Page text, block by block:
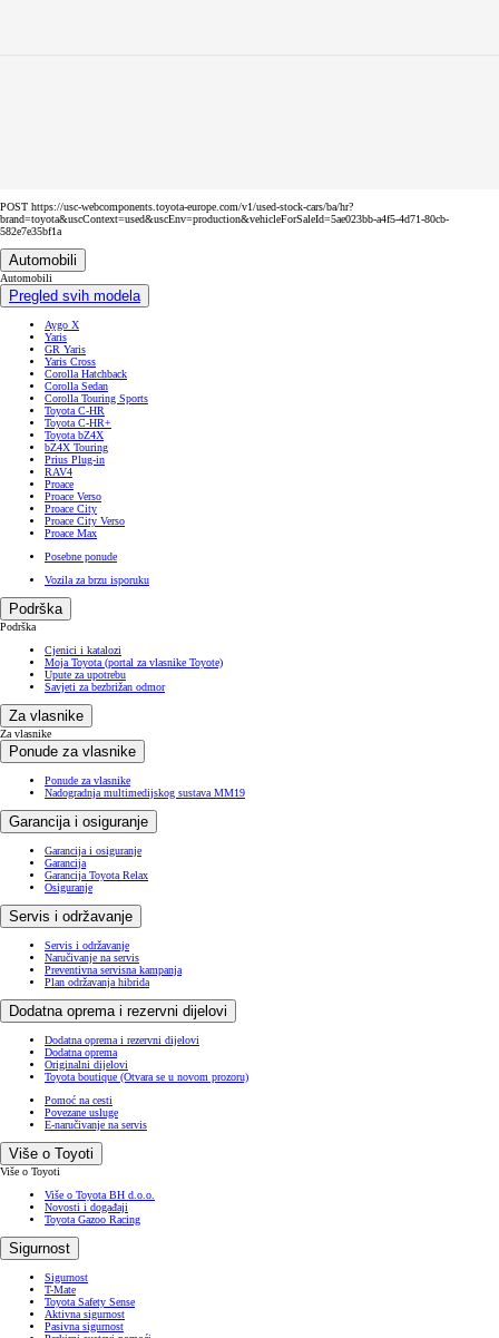
POST https://usc-webcomponents.toyota-europe.com/v1/used-stock-cars/ba/hr?
brand=toyota&uscContext=used&uscEnv=production&vehicleForSaleId=5ae023bb-a4f5-4d71-80cb-
582e7e35bf1a
Automobili
Automobili
Pregled svih modela
Aygo X
Yaris
GR Yaris
Yaris Cross
Corolla Hatchback
Corolla Sedan
Corolla Touring Sports
Toyota C-HR
Toyota C-HR+
Toyota bZ4X
bZ4X Touring
Prius Plug-in
RAV4
Proace
Proace Verso
Proace City
Proace City Verso
Proace Max
Posebne ponude
Vozila za brzu isporuku
Podrška
Podrška
Cjenici i katalozi
Moja Toyota (portal za vlasnike Toyote)
Upute za upotrebu
Savjeti za bezbrižan odmor
Za vlasnike
Za vlasnike
Ponude za vlasnike
Ponude za vlasnike
Nadogradnja multimedijskog sustava MM19
Garancija i osiguranje
Garancija i osiguranje
Garancija
Garancija Toyota Relax
Osiguranje
Servis i održavanje
Servis i održavanje
Naručivanje na servis
Preventivna servisna kampanja
Plan održavanja hibrida
Dodatna oprema i rezervni dijelovi
Dodatna oprema i rezervni dijelovi
Dodatna oprema
Originalni dijelovi
Toyota boutique (Otvara se u novom prozoru)
Pomoć na cesti
Povezane usluge
E-naručivanje na servis
Više o Toyoti
Više o Toyoti
Više o Toyota BH d.o.o.
Novosti i događaji
Toyota Gazoo Racing
Sigurnost
Sigurnost
T-Mate
Toyota Safety Sense
Aktivna sigurnost
Pasivna sigurnost